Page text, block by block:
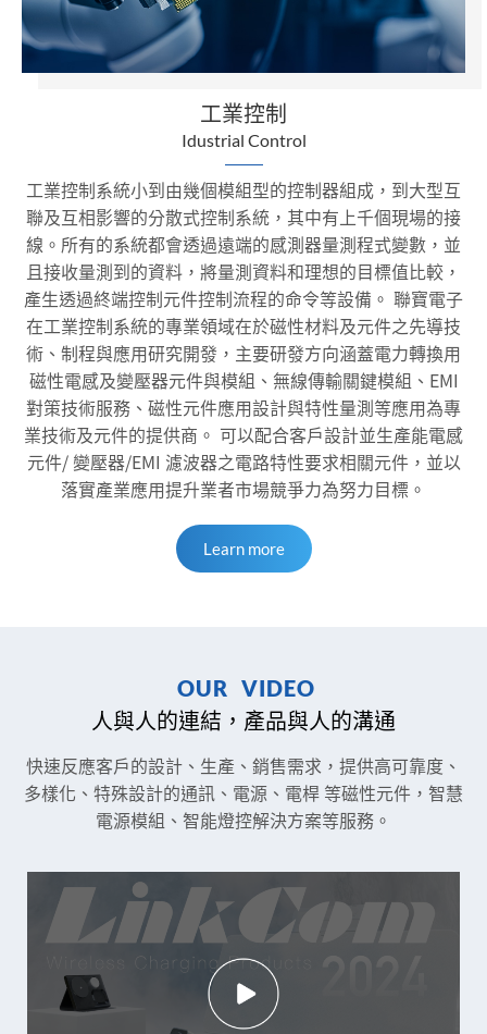
工業控制
Idustrial Control
工業控制系統小到由幾個模組型的控制器組成，到大型互
聯及互相影響的分散式控制系統，其中有上千個現場的接
線。所有的系統都會透過遠端的感測器量測程式變數，並
且接收量測到的資料，將量測資料和理想的目標值比較，
產生透過終端控制元件控制流程的命令等設備。 聯寶電子
在工業控制系統的專業領域在於磁性材料及元件之先導技
術、制程與應用研究開發，主要研發方向涵蓋電力轉換用
磁性電感及變壓器元件與模組、無線傳輸關鍵模組、EMI
對策技術服務、磁性元件應用設計與特性量測等應用為專
業技術及元件的提供商。 可以配合客戶設計並生產能電感
元件/ 變壓器/EMI 濾波器之電路特性要求相關元件，並以
落實產業應用提升業者市場競爭力為努力目標。
Learn more
O U R V I D EO
人與人的連結，產品與人的溝通
快速反應客戶的設計、生產、銷售需求，提供高可靠度、
多樣化、特殊設計的通訊、電源、電桿 等磁性元件， 智慧
電源模組、智能燈控解決方案等服務。